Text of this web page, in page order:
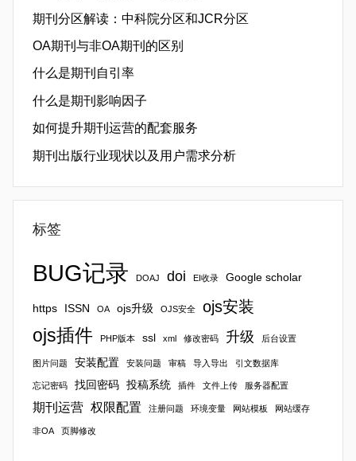
期刊分区解读：中科院分区和JCR分区
OA期刊与非OA期刊的区别
什么是期刊自引率
什么是期刊影响因子
如何提升期刊运营的配套服务
期刊出版行业现状以及用户需求分析
标签
BUG记录 DOAJ doi EI收录 Google scholar
https ISSN OA ojs升级 OJS安全 ojs安装
ojs插件 PHP版本 ssl xml 修改密码 升级 后台设置
图片问题 安装配置 安装问题 审稿 导入导出 引文数据库
忘记密码 找回密码 投稿系统 插件 文件上传 服务器配置
期刊运营 权限配置 注册问题 环境变量 网站模板 网站缓存
非OA 页脚修改